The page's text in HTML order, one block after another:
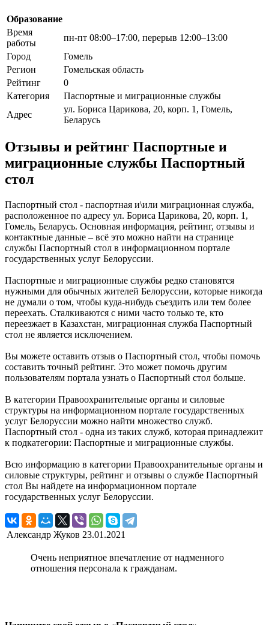
Образование
Время
работы
пн-пт 08:00–17:00, перерыв 12:00–13:00
Город
Гомель
Регион
Гомельская область
Рейтинг
0
Категория
Паспортные и миграционные службы
Адрес
ул. Бориса Царикова, 20, корп. 1, Гомель,
Беларусь
Отзывы и рейтинг Паспортные и
миграционные службы Паспортный
стол
Паспортный стол - паспортная и\или миграционная служба,
расположенное по адресу ул. Бориса Царикова, 20, корп. 1,
Гомель, Беларусь. Основная информация, рейтинг, отзывы и
контактные данные – всё это можно найти на странице
службы Паспортный стол в информационном портале
государственных услуг Белоруссии.
Паспортные и миграционные службы редко становятся
нужными для обычных жителей Белоруссии, которые никогда
не думали о том, чтобы куда-нибудь съездить или тем более
переехать. Сталкиваются с ними часто только те, кто
переезжает в Казахстан, миграционная служба Паспортный
стол не является исключением.
Вы можете оставить отзыв о Паспортный стол, чтобы помочь
составить точный рейтинг. Это может помочь другим
пользователям портала узнать о Паспортный стол больше.
В категории Правоохранительные органы и силовые
структуры на информационном портале государственных
услуг Белоруссии можно найти множество служб.
Паспортный стол - одна из таких служб, которая принадлежит
к подкатегории: Паспортные и миграционные службы.
Всю информацию в категории Правоохранительные органы и
силовые структуры, рейтинг и отзывы о службе Паспортный
стол Вы найдете на информационном портале
государственных услуг Белоруссии.
Александр Жуков 23.01.2021
Очень неприятное впечатление от надменного
отношения персонала к гражданам.